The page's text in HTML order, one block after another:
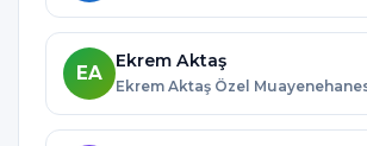
EA
Ekrem Aktaş
Ekrem Aktaş Özel